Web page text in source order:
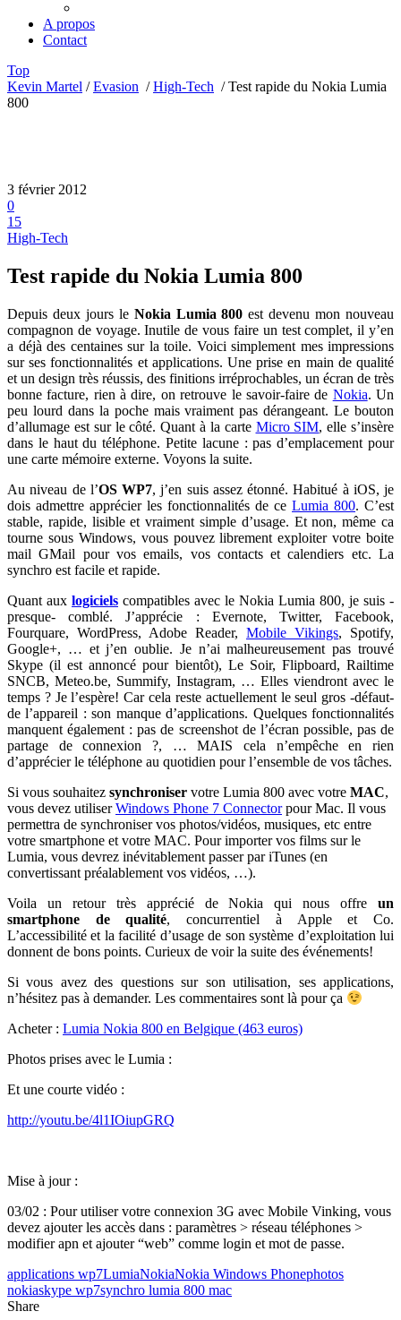
A propos
Contact
Top
Kevin Martel /Evasion /High-Tech /Test rapide du Nokia Lumia
800
3 février 2012
0
15
High-Tech
Test rapide du Nokia Lumia 800
Depuis deux jours le Nokia Lumia 800 est devenu mon nouveau
compagnon de voyage. Inutile de vous faire un test complet, il y’en
a déjà des centaines sur la toile. Voici simplement mes impressions
sur ses fonctionnalités et applications. Une prise en main de qualité
et un design très réussis, des finitions irréprochables, un écran de très
bonne facture, rien à dire, on retrouve le savoir-faire de Nokia. Un
peu lourd dans la poche mais vraiment pas dérangeant. Le bouton
d’allumage est sur le côté. Quant à la carte Micro SIM, elle s’insère
dans le haut du téléphone. Petite lacune : pas d’emplacement pour
une carte mémoire externe. Voyons la suite.
Au niveau de l’OS WP7, j’en suis assez étonné. Habitué à iOS, je
dois admettre apprécier les fonctionnalités de ce Lumia 800. C’est
stable, rapide, lisible et vraiment simple d’usage. Et non, même ca
tourne sous Windows, vous pouvez librement exploiter votre boite
mail GMail pour vos emails, vos contacts et calendiers etc. La
synchro est facile et rapide.
Quant aux logiciels compatibles avec le Nokia Lumia 800, je suis -
presque- comblé. J’apprécie : Evernote, Twitter, Facebook,
Fourquare, WordPress, Adobe Reader, Mobile Vikings, Spotify,
Google+, … et j’en oublie. Je n’ai malheureusement pas trouvé
Skype (il est annoncé pour bientôt), Le Soir, Flipboard, Railtime
SNCB, Meteo.be, Summify, Instagram, … Elles viendront avec le
temps ? Je l’espère! Car cela reste actuellement le seul gros -défaut-
de l’appareil : son manque d’applications. Quelques fonctionnalités
manquent également : pas de screenshot de l’écran possible, pas de
partage de connexion ?, … MAIS cela n’empêche en rien
d’apprécier le téléphone au quotidien pour l’ensemble de vos tâches.
Si vous souhaitez synchroniser votre Lumia 800 avec votre MAC,
vous devez utiliserWindows Phone 7 Connectorpour Mac. Il vous
permettra de synchroniser vos photos/vidéos, musiques, etc entre
votre smartphone et votre MAC. Pour importer vos films sur le
Lumia, vous devrez inévitablement passer par iTunes (en
convertissant préalablement vos vidéos, …).
Voila un retour très apprécié de Nokia qui nous offre un
smartphone de qualité, concurrentiel à Apple et Co.
L’accessibilité et la facilité d’usage de son système d’exploitation lui
donnent de bons points. Curieux de voir la suite des événements!
Si vous avez des questions sur son utilisation, ses applications,
n’hésitez pas à demander. Les commentaires sont là pour ça
Acheter : Lumia Nokia 800 en Belgique (463 euros)
Photos prises avec le Lumia :
Et une courte vidéo :
http://youtu.be/4l1IOiupGRQ
Mise à jour :
03/02 : Pour utiliser votre connexion 3G avec Mobile Vinking, vous
devez ajouter les accès dans : paramètres > réseau téléphones >
modifier apn et ajouter “web” comme login et mot de passe.
applications wp7LumiaNokiaNokia Windows Phonephotos
nokiaskype wp7synchro lumia 800 mac
Share